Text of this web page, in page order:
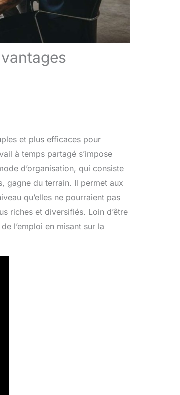
et plus efficaces pour
à temps partagé s’impose
d’organisation, qui consiste
gagne du terrain. Il permet aux
qu’elles ne pourraient pas
riches et diversifiés. Loin d’être
l’emploi en misant sur la